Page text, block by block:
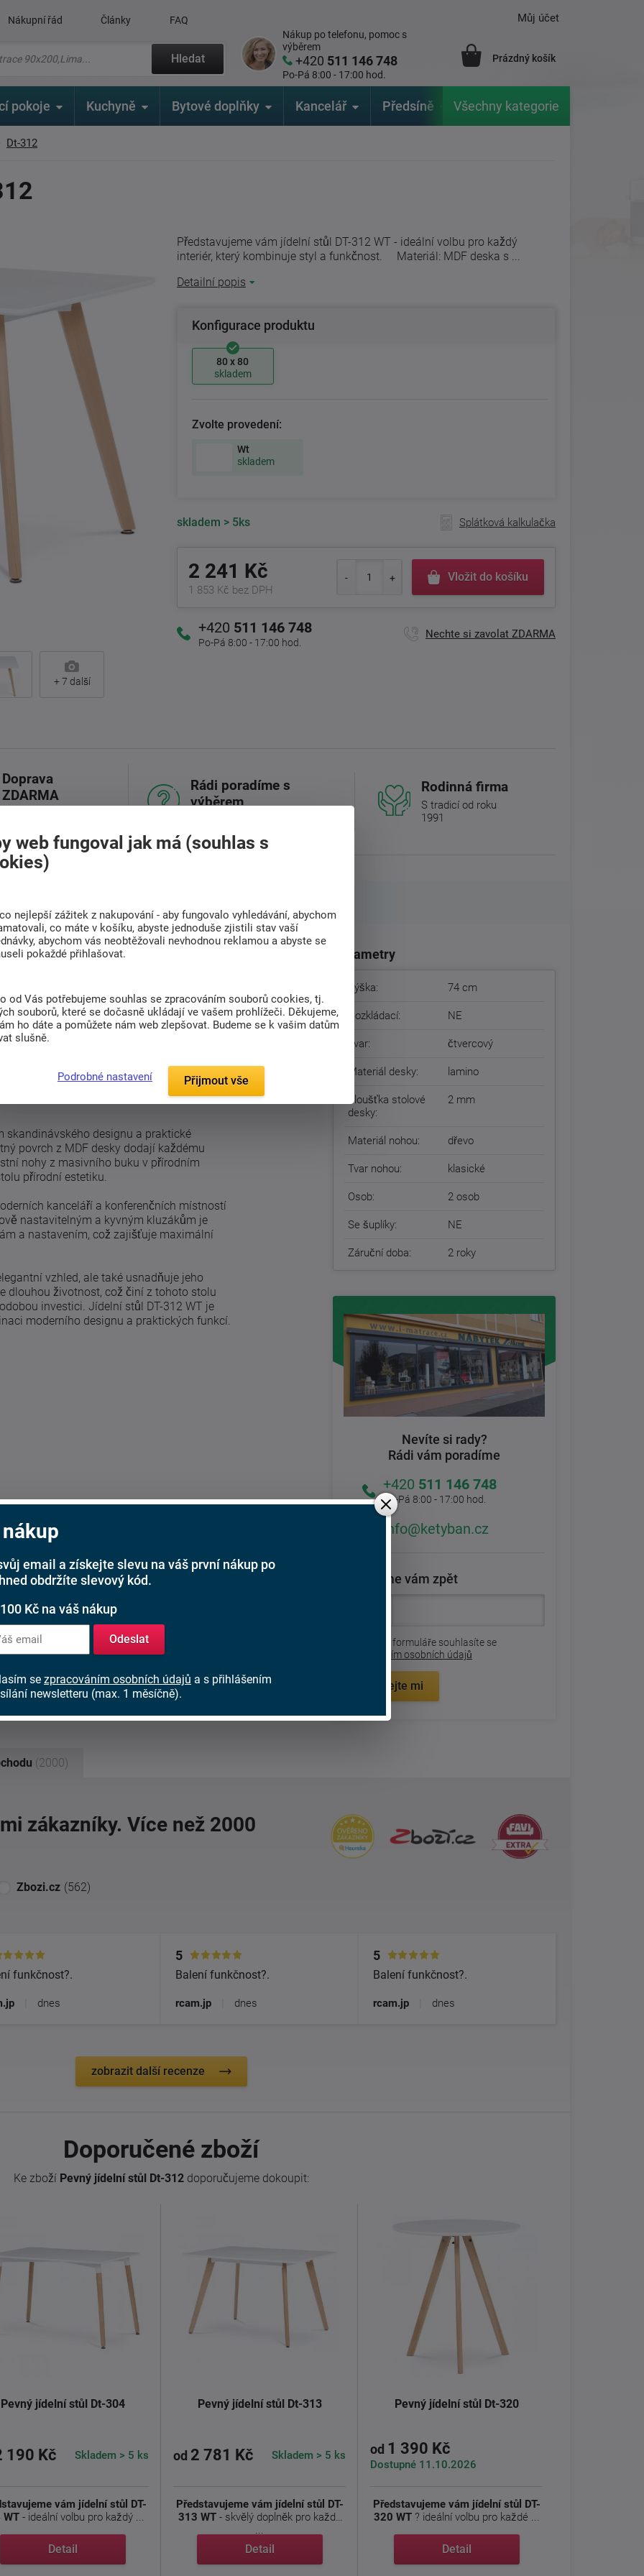
Nákupní řád Články FAQ
Hledat
Nákup po telefonu, pomoc s
výběrem
+420 511 146 748
Po-Pá 8:00 - 17:00 hod.
Můj účet
Prázdný košík
pokoje Kuchyně Bytové doplňky Kancelář Předsíně Zahrada Značky
Všechny kategorie
Dt-312
+7 další
Představujeme vám jídelní stůl DT-312 WT - ideální volbu pro každý
interiér, který kombinuje styl a funkčnost. Materiál: MDF deska s ...
Detailní popis
Konfigurace produktu
80 x 80
skladem
Zvolte provedení:
Wt
skladem
skladem > 5ks Splátková kalkulačka
2 241 Kč
1 853 Kč bez DPH
Vložit do košíku
+420 511 146 748
Po-Pá 8:00 - 17:00 hod.
Nechte si zavolat ZDARMA
Doprava
ZDARMA
Rádi poradíme s
výběrem
Rodinná firma
S tradicí od roku
1991
volbu pro každý interiér, který kombinuje
masivní bukové nohy
designu a praktické
povrch z MDF desky dodají každému
nohy z masivního buku v přírodním
přírodní estetiku.
kanceláří a konferenčních místností
nastavitelným a kyvným kluzákům je
a nastavením, což zajišťuje maximální
vzhled, ale také usnadňuje jeho
dlouhou životnost, což činí z tohoto stolu
investici. Jídelní stůl DT-312 WT je
moderního designu a praktických funkcí.
Parametry
Výška: 74 cm
Rozkládací: NE
Tvar: čtvercový
Materiál desky: lamino
Tloušťka stolové
desky:
2 mm
Materiál nohou: dřevo
Tvar nohou: klasické
Osob: 2 osob
Se šuplíky: NE
Záruční doba: 2 roky
Nevíte si rady?
Rádi vám poradíme
+420 511 146 748
Po-Pá 8:00 - 17:00 hod.
info@ketyban.cz
Zavoláme vám zpět
Odesláním formuláře souhlasíte se
zpracovaním osobních údajů
Zavolejte mi
(2000)
zákazníky. Více než 2000
Zbozi.cz (562)
funkčnost?.
dnes
5
Balení funkčnost?.
rcam.jp dnes
5
Balení funkčnost?.
rcam.jp dnes
zobrazit další recenze
Doporučené zboží
Ke zboží Pevný jídelní stůl Dt-312doporučujeme dokoupit:
Pevný jídelní stůl Dt-304
190 Kč Skladem > 5 ks
vám jídelní stůl DT-
- ideální volbu pro každý ...
Detail
Pevný jídelní stůl Dt-313
od 2 781 Kč Skladem > 5 ks
Představujeme vám jídelní stůl DT-
313 WT - skvělý doplněk pro každý
Detail
Pevný jídelní stůl Dt-320
od 1 390 Kč
Dostupné 11.10.2026
Představujeme vám jídelní stůl DT-
320 WT? ideální volbu pro každé ...
Detail
email a získejte slevu na váš první nákup po
obdržíte slevový kód.
Kč na váš nákup
Odeslat
se zpracováním osobních údajů a s přihlášením
newsletteru (max. 1 měsíčně).
web fungoval jak má (souhlas s
nejlepší zážitek z nakupování - aby fungovalo vyhledávání, abychom
co máte v košíku, abyste jednoduše zjistili stav vaší
abychom vás neobtěžovali nevhodnou reklamou a abyste se
pokaždé přihlašovat.
od Vás potřebujeme souhlas se zpracováním souborů cookies, tj.
souborů, které se dočasně ukládají ve vašem prohlížeči. Děkujeme,
ho dáte a pomůžete nám web zlepšovat. Budeme se k vašim datům
slušně.
Podrobné nastavení Přijmout vše